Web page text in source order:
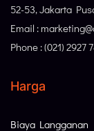
52-53, Jakarta
Email :
Phone : (021) 2927
Harga
Biaya Langganan